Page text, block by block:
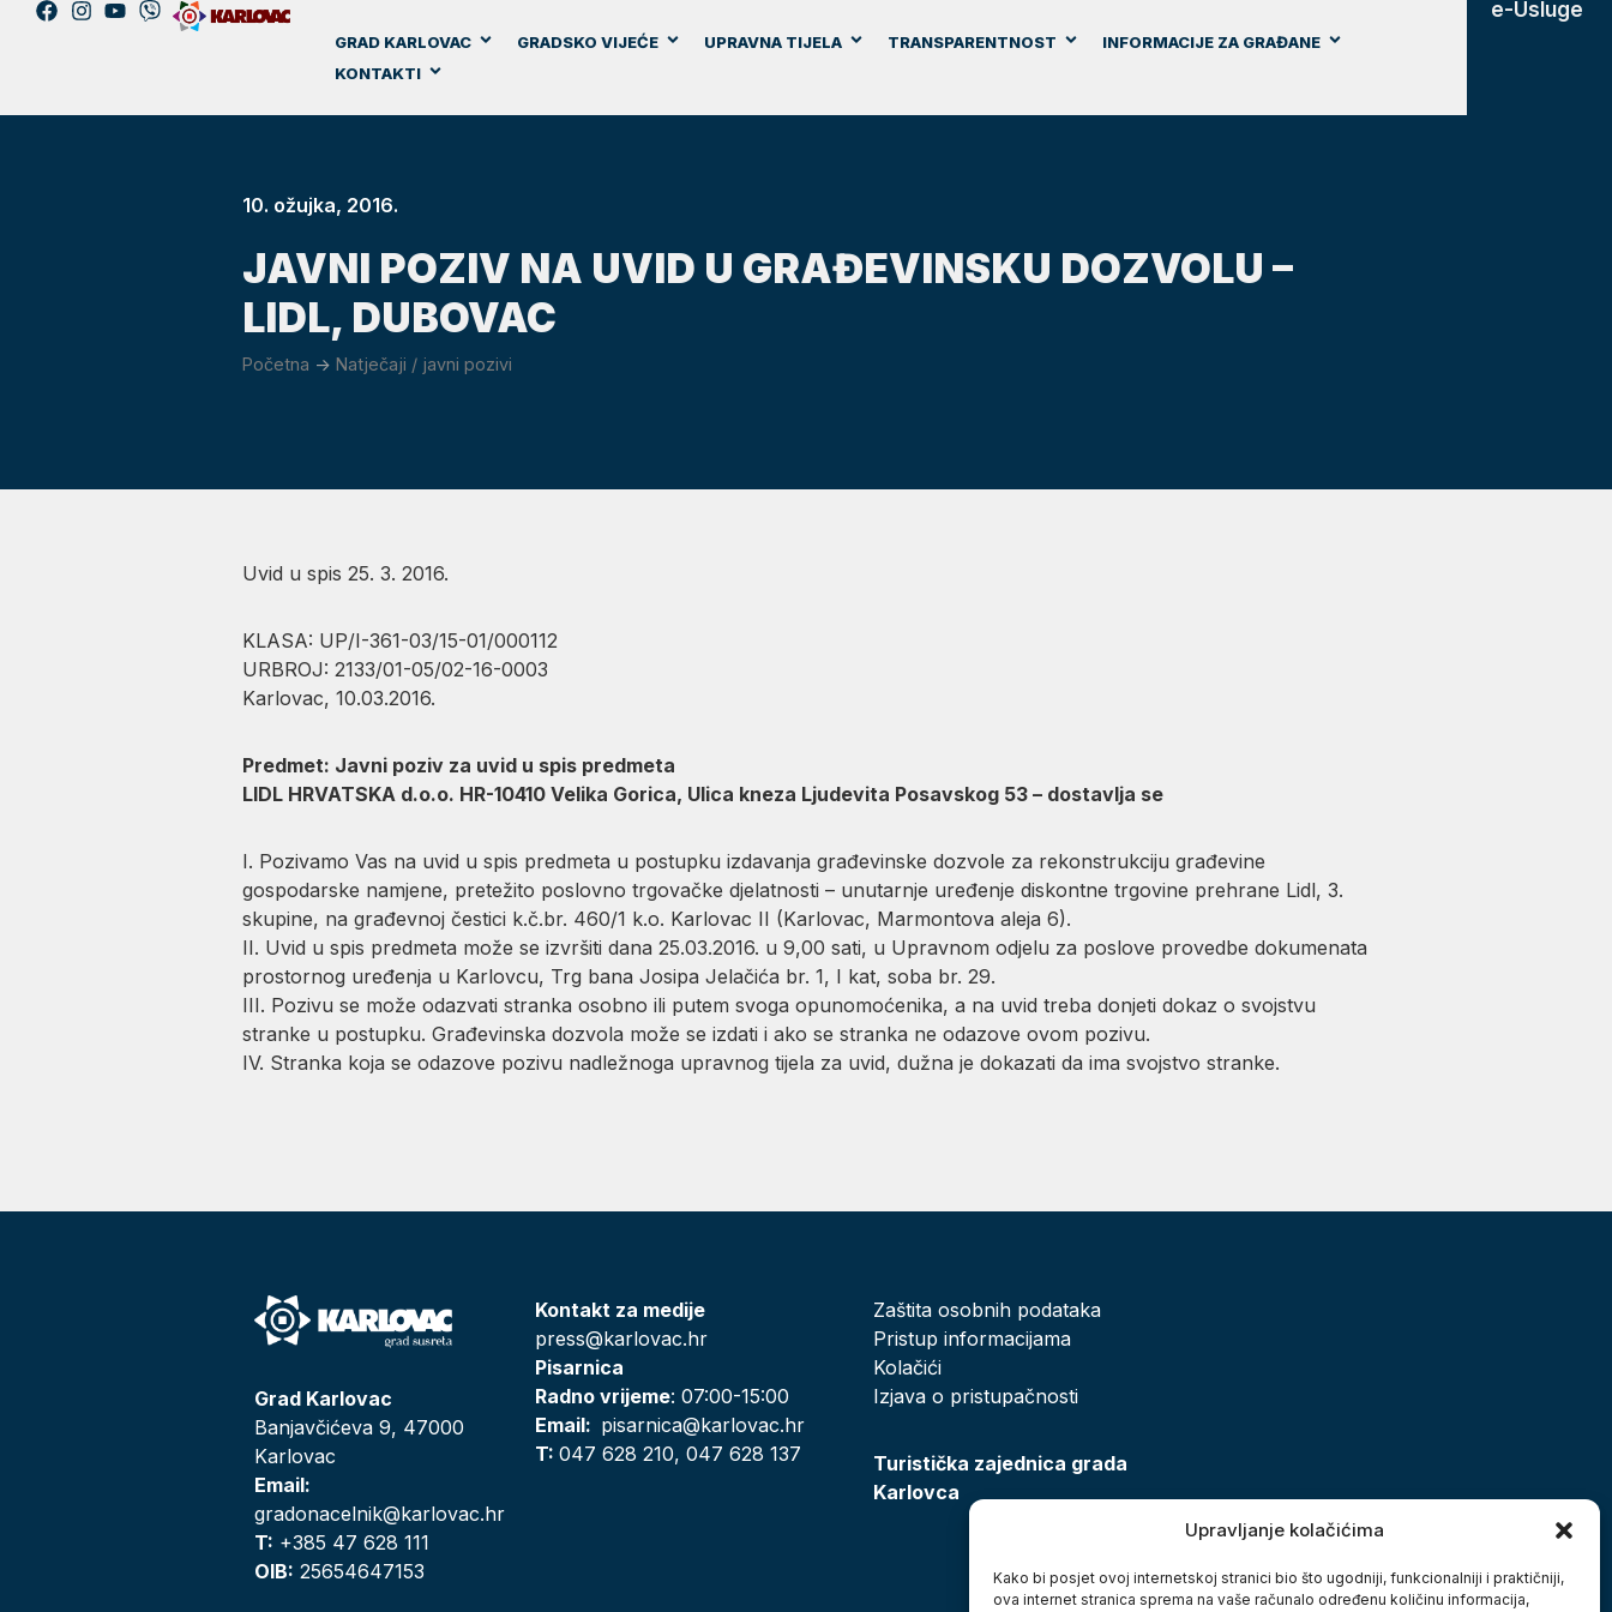
Upravljanje kolačićima
Kako bi posjet ovoj internetskoj stranici bio što ugodniji, funkcionalniji i praktičniji,
ova internet stranica sprema na vaše računalo određenu količinu informacija,
GRAD KARLOVAC GRADSKO VIJEĆE UPRAVNA TIJELA TRANSPARENTNOST
INFORMACIJE ZA GRAĐANE
KONTAKTI
e-Usluge
10. ožujka, 2016.
JAVNI POZIV NA UVID U GRAĐEVINSKU DOZVOLU –
LIDL, DUBOVAC
Početna -> Natječaji / javni pozivi
Uvid u spis 25. 3. 2016.
KLASA: UP/I-361-03/15-01/000112
URBROJ: 2133/01-05/02-16-0003
Karlovac, 10.03.2016.
Predmet: Javni poziv za uvid u spis predmeta
LIDL HRVATSKA d.o.o. HR-10410 Velika Gorica, Ulica kneza Ljudevita Posavskog 53 – dostavlja se
I. Pozivamo Vas na uvid u spis predmeta u postupku izdavanja građevinske dozvole za rekonstrukciju građevine
gospodarske namjene, pretežito poslovno trgovačke djelatnosti – unutarnje uređenje diskontne trgovine prehrane Lidl, 3.
skupine, na građevnoj čestici k.č.br. 460/1 k.o. Karlovac II (Karlovac, Marmontova aleja 6).
II. Uvid u spis predmeta može se izvršiti dana 25.03.2016. u 9,00 sati, u Upravnom odjelu za poslove provedbe dokumenata
prostornog uređenja u Karlovcu, Trg bana Josipa Jelačića br. 1, I kat, soba br. 29.
III. Pozivu se može odazvati stranka osobno ili putem svoga opunomoćenika, a na uvid treba donjeti dokaz o svojstvu
stranke u postupku. Građevinska dozvola može se izdati i ako se stranka ne odazove ovom pozivu.
IV. Stranka koja se odazove pozivu nadležnoga upravnog tijela za uvid, dužna je dokazati da ima svojstvo stranke.
Grad Karlovac
Banjavčićeva 9, 47000
Karlovac
Email:
gradonacelnik@karlovac.hr
T: +385 47 628 111
OIB: 25654647153
Kontakt za medije
press@karlovac.hr
Pisarnica
Radno vrijeme: 07:00-15:00
Email: pisarnica@karlovac.hr
T:047 628 210, 047 628 137
Zaštita osobnih podataka
Pristup informacijama
Kolačići
Izjava o pristupačnosti
Turistička zajednica grada
Karlovca